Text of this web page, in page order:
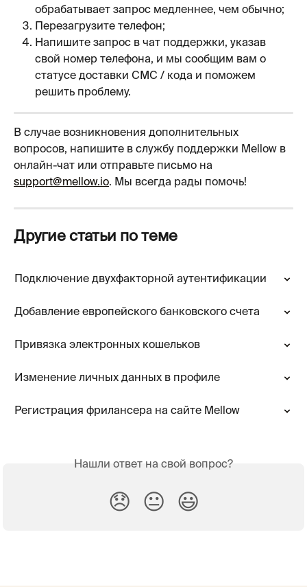
обрабатывает запрос медленнее, чем обычно;
Перезагрузите телефон;
Напишите запрос в чат поддержки, указав
свой номер телефона, и мы сообщим вам о
статусе доставки СМС / кода и поможем
решить проблему.
В случае возникновения дополнительных
вопросов, напишите в службу поддержки Mellow в
онлайн-чат или отправьте письмо на
support@mellow.io. Мы всегда рады помочь!
Другие статьи по теме
Подключение двухфакторной аутентификации
Добавление европейского банковского счета
Привязка электронных кошельков
Изменение личных данных в профиле
Регистрация фрилансера на сайте Mellow
Нашли ответ на свой вопрос?
😞 😐 😃